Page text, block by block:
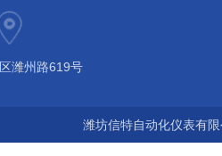
潍州路619号
潍坊信特自动化仪表有